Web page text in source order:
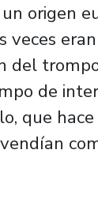
origen
del
de
que